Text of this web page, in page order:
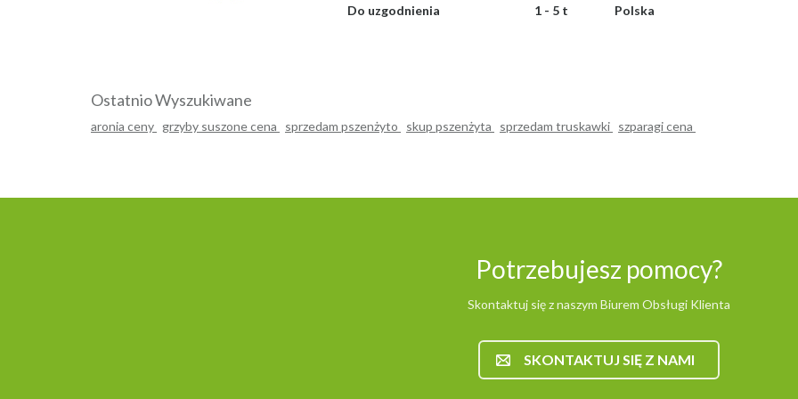
Do uzgodnienia
1 - 5 t
Polska
Ostatnio Wyszukiwane
aronia ceny grzyby suszone cena sprzedam pszenżyto skup pszenżyta sprzedam truskawki szparagi cena
Potrzebujesz pomocy?
Skontaktuj się z naszym Biurem Obsługi Klienta
SKONTAKTUJ SIĘ Z NAMI